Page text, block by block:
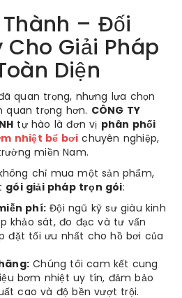
– Đối
Cho Giải Pháp
Diện
quan trọng, nhưng lựa chọn
quan trọng hơn. CÔNG TY
tự hào là đơn vị phân phối
nhiệt bể bơi chuyên nghiệp,
miền Nam.
chỉ mua một sản phẩm,
gói giải pháp trọn gói:
phí: Đội ngũ kỹ sư giàu kinh
khảo sát, đo đạc và tư vấn
đặt tối ưu nhất cho hồ bơi của
Chúng tôi cam kết cung
bơm nhiệt uy tín, đảm bảo
cao và độ bền vượt trội.